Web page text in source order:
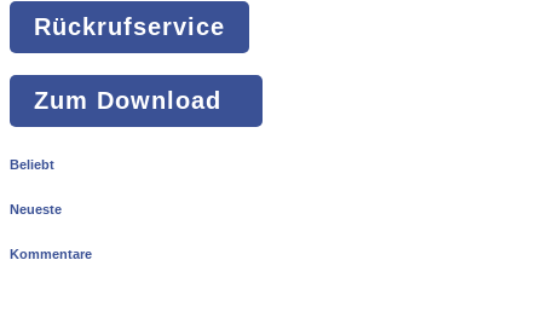
Rückrufservice
Zum Download
Beliebt
Neueste
Kommentare